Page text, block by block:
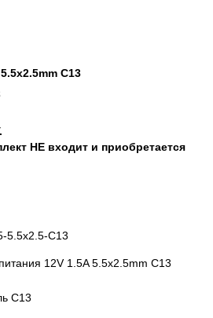
C13
НЕ входит и приобретается
5.5x2.5-C13
12V 1.5A 5.5x2.5mm C13
С13